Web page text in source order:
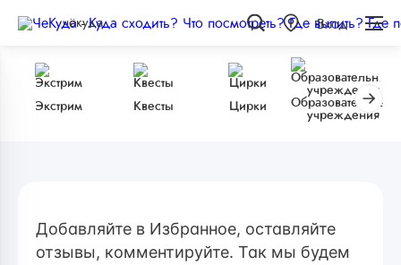
чёкуда Вход
Экстрим Квесты Цирки
Образовательные
учреждения
Добавляйте в Избранное, оставляйте
отзывы, комментируйте. Так мы будем